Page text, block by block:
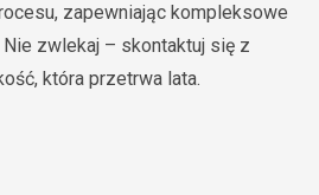
zapewniając kompleksowe
zwlekaj – skontaktuj się z
która przetrwa lata.